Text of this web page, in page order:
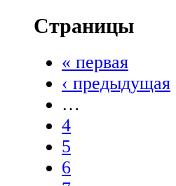
Страницы
« первая
‹ предыдущая
…
4
5
6